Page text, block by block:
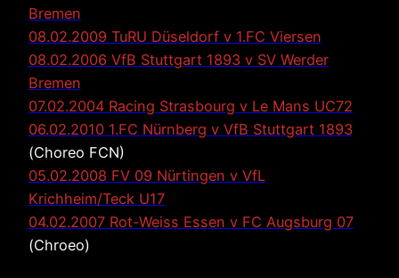
Bremen
08.02.2009 TuRU Düseldorf v 1.FC Viersen
08.02.2006 VfB Stuttgart 1893 v SV Werder
Bremen
07.02.2004 Racing Strasbourg v Le Mans UC72
06.02.2010 1.FC Nürnberg v VfB Stuttgart 1893
(Choreo FCN)
05.02.2008 FV 09 Nürtingen v VfL
Krichheim/Teck U17
04.02.2007 Rot-Weiss Essen v FC Augsburg 07
(Chroeo)